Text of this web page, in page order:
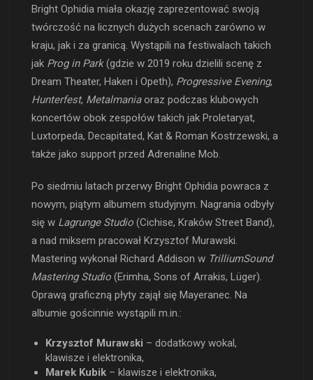
Bright Ophidia miała okazję zaprezentować swoją
twórczość na licznych dużych scenach zarówno w
kraju, jak i za granicą. Wystąpili na festiwalach takich
jak Prog in Park(gdzie w 2019 roku dzielili scenę z
Dream Theater, Haken i Opeth), Progressive Evening,
Hunterfest, Metalmaniaoraz podczas klubowych
koncertów obok zespołów takich jak Proletaryat,
Luxtorpeda, Decapitated, Kat & Roman Kostrzewski, a
także jako support przed Adrenaline Mob.
Po siedmiu latach przerwy Bright Ophidia powraca z
nowym, piątym albumem studyjnym. Nagrania odbyły
się w Lagrunge Studio (Cichise, Kraków Street Band),
a nad miksem pracował Krzysztof Murawski.
Mastering wykonał Richard Addison w TrilliumSound
Mastering Studio (Erimha, Sons of Arrakis, Lüger).
Oprawą graficzną płyty zajął się Mayeranec. Na
albumie gościnnie wystąpili m.in.:
Krzysztof Murawski – dodatkowy wokal,
klawisze i elektronika,
Marek Kubik – klawisze i elektronika,